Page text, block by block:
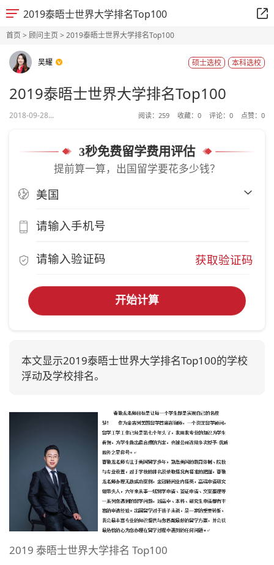
2019泰晤士世界大学排名Top100
首页> 顾问主页> 2019泰晤士世界大学排名Top100
吴耀 本科选校
硕士选校
2019泰晤士世界大学排名Top100
2018-09-28... 阅读： 259 收藏： 0 评论： 0 点赞： 0
3秒免费留学费用评估
提前算一算，出国留学要花多少钱？
获取验证码
开始计算
本文显示2019泰晤士世界大学排名Top100的学校
浮动及学校排名。
2019 泰晤士世界大学排名 Top100